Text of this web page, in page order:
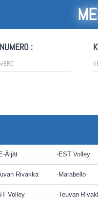
:
Äijät EST Volley
Rivakka Marabello
Volley Teuvan